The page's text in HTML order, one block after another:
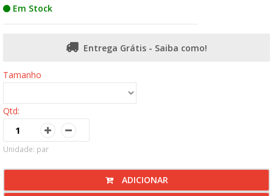
Em Stock
Entrega Grátis - Saiba como!
Tamanho
Qtd:
Unidade: par
ADICIONAR